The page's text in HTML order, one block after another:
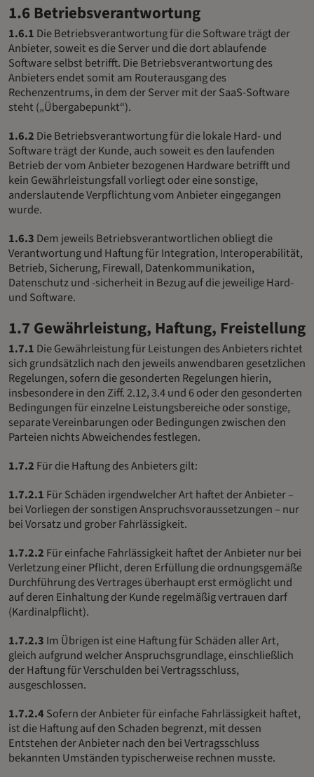
1.6 Betriebsverantwortung
1.6.1 Die Betriebsverantwortung für die Software trägt der
Anbieter, soweit es die Server und die dort ablaufende
Software selbst betrifft. Die Betriebsverantwortung des
Anbieters endet somit am Routerausgang des
Rechenzentrums, in dem der Server mit der SaaS-Software
steht („Übergabepunkt“).
1.6.2 Die Betriebsverantwortung für die lokale Hard- und
Software trägt der Kunde, auch soweit es den laufenden
Betrieb der vom Anbieter bezogenen Hardware betrifft und
kein Gewährleistungsfall vorliegt oder eine sonstige,
anderslautende Verpflichtung vom Anbieter eingegangen
wurde.
1.6.3 Dem jeweils Betriebsverantwortlichen obliegt die
Verantwortung und Haftung für Integration, Interoperabilität,
Betrieb, Sicherung, Firewall, Datenkommunikation,
Datenschutz und -sicherheit in Bezug auf die jeweilige Hard-
und Software.
1.7 Gewährleistung, Haftung, Freistellung
1.7.1 Die Gewährleistung für Leistungen des Anbieters richtet
sich grundsätzlich nach den jeweils anwendbaren gesetzlichen
Regelungen, sofern die gesonderten Regelungen hierin,
insbesondere in den Ziff. 2.12, 3.4 und 6 oder den gesonderten
Bedingungen für einzelne Leistungsbereiche oder sonstige,
separate Vereinbarungen oder Bedingungen zwischen den
Parteien nichts Abweichendes festlegen.
1.7.2 Für die Haftung des Anbieters gilt:
1.7.2.1 Für Schäden irgendwelcher Art haftet der Anbieter –
bei Vorliegen der sonstigen Anspruchsvoraussetzungen – nur
bei Vorsatz und grober Fahrlässigkeit.
1.7.2.2 Für einfache Fahrlässigkeit haftet der Anbieter nur bei
Verletzung einer Pflicht, deren Erfüllung die ordnungsgemäße
Durchführung des Vertrages überhaupt erst ermöglicht und
auf deren Einhaltung der Kunde regelmäßig vertrauen darf
(Kardinalpflicht).
1.7.2.3 Im Übrigen ist eine Haftung für Schäden aller Art,
gleich aufgrund welcher Anspruchsgrundlage, einschließlich
der Haftung für Verschulden bei Vertragsschluss,
ausgeschlossen.
1.7.2.4 Sofern der Anbieter für einfache Fahrlässigkeit haftet,
ist die Haftung auf den Schaden begrenzt, mit dessen
Entstehen der Anbieter nach den bei Vertragsschluss
bekannten Umständen typischerweise rechnen musste.